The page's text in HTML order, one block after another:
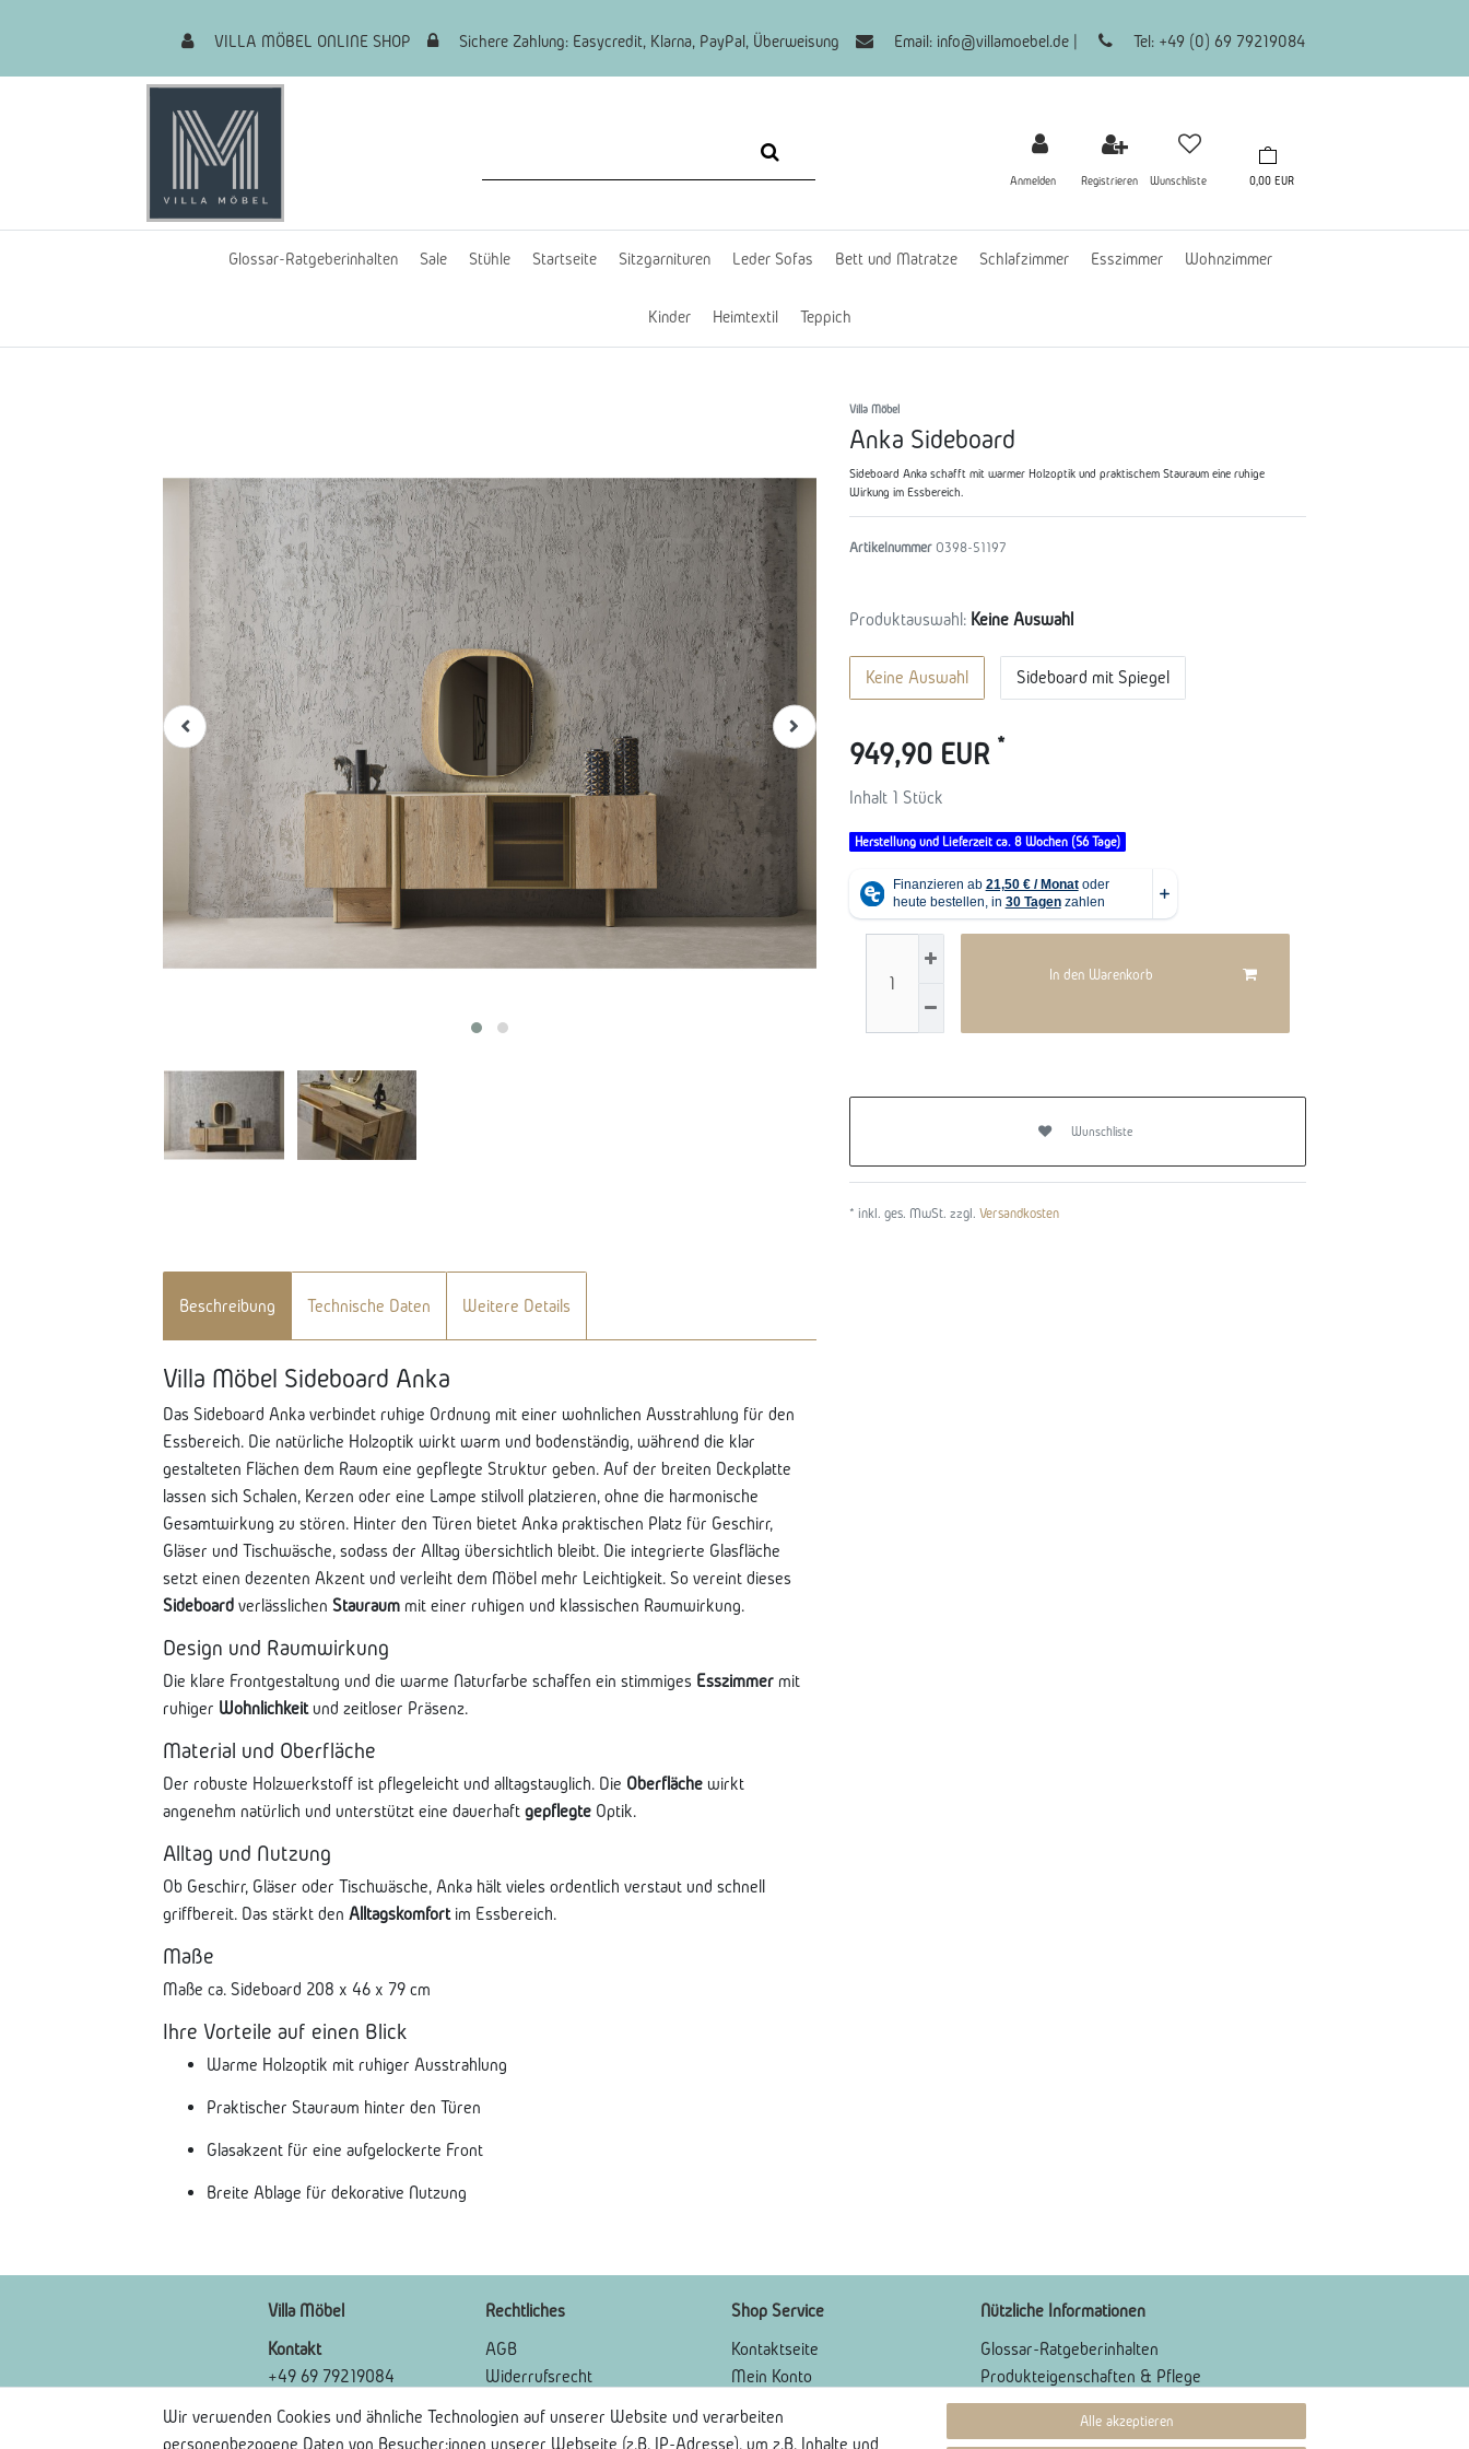
VILLA MÖBEL ONLINE SHOP Sichere Zahlung: Easycredit, Klarna, PayPal, Überweisung Email: info@villamoebel.de | Tel: +49 (0) 69 79219084
Anmelden Registrieren Wunschliste 0,00 EUR
Glossar-Ratgeberinhalten Sale Stühle Startseite Sitzgarnituren Leder Sofas Bett und Matratze Schlafzimmer Esszimmer Wohnzimmer
Kinder Heimtextil Teppich
Villa Möbel
Anka Sideboard
Sideboard Anka schafft mit warmer Holzoptik und praktischem Stauraum eine ruhige
Wirkung im Essbereich.
Artikelnummer O398-51197
Produktauswahl: Keine Auswahl
Keine Auswahl Sideboard mit Spiegel
949,90 EUR *
Inhalt 1 Stück
Herstellung und Lieferzeit ca. 8 Wochen (56 Tage)
In den Warenkorb
Wunschliste
* inkl. ges. MwSt. zzgl. Versandkosten
Beschreibung Technische Daten Weitere Details
Villa Möbel Sideboard Anka
Das Sideboard Anka verbindet ruhige Ordnung mit einer wohnlichen Ausstrahlung für den
Essbereich. Die natürliche Holzoptik wirkt warm und bodenständig, während die klar
gestalteten Flächen dem Raum eine gepflegte Struktur geben. Auf der breiten Deckplatte
lassen sich Schalen, Kerzen oder eine Lampe stilvoll platzieren, ohne die harmonische
Gesamtwirkung zu stören. Hinter den Türen bietet Anka praktischen Platz für Geschirr,
Gläser und Tischwäsche, sodass der Alltag übersichtlich bleibt. Die integrierte Glasfläche
setzt einen dezenten Akzent und verleiht dem Möbel mehr Leichtigkeit. So vereint dieses
Sideboard verlässlichenStauraum mit einer ruhigen und klassischen Raumwirkung.
Design und Raumwirkung
Die klare Frontgestaltung und die warme Naturfarbe schaffen ein stimmiges Esszimmer mit
ruhiger Wohnlichkeitund zeitloser Präsenz.
Material und Oberfläche
Der robuste Holzwerkstoff ist pflegeleicht und alltagstauglich. Die Oberfläche wirkt
angenehm natürlich und unterstützt eine dauerhaftgepflegte Optik.
Alltag und Nutzung
Ob Geschirr, Gläser oder Tischwäsche, Anka hält vieles ordentlich verstaut und schnell
griffbereit. Das stärkt denAlltagskomfortim Essbereich.
Maße
Maße ca. Sideboard 208 x 46 x 79 cm
Ihre Vorteile auf einen Blick
Warme Holzoptik mit ruhiger Ausstrahlung
Praktischer Stauraum hinter den Türen
Glasakzent für eine aufgelockerte Front
Breite Ablage für dekorative Nutzung
Villa Möbel
Kontakt
+49 69 79219084
Rechtliches
AGB
Widerrufsrecht
Impressum
Shop Service
Kontaktseite
Mein Konto
Lieferung und Retoure
Nützliche Informationen
Glossar-Ratgeberinhalten
Produkteigenschaften & Pflege
Karriere
Wir verwenden Cookies und ähnliche Technologien auf unserer Website und verarbeiten
personenbezogene Daten von Besucher:innen unserer Webseite (z.B. IP-Adresse), um z.B. Inhalte und
Alle akzeptieren